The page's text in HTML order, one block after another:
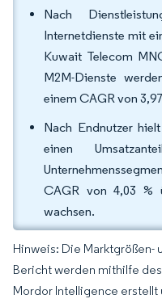
Nach
Internetdienste mit
Kuwait Telecom
M2M-Dienste
einem CAGR von
Nach Endnutzer
einen
CAGR von 4,03 %
wachsen.
Hinweis: Die Marktgrößen-
Bericht werden mithilfe
Mordor Intelligence